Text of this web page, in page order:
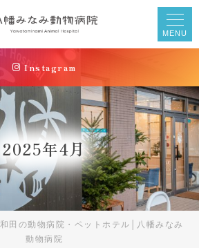
MENU
Instagram
2025年4月
田の動物病院・ペットホテル│八幡みなみ
動物病院